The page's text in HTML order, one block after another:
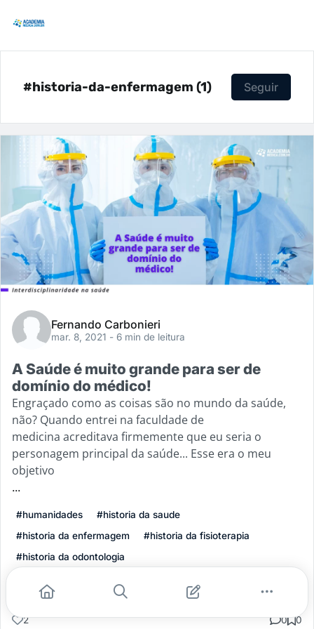
#historia-da-enfermagem (1) Seguir
Fernando Carbonieri
mar. 8, 2021 - 6 min de leitura
A Saúde é muito grande para ser de
domínio do médico!
Engraçado como as coisas são no mundo da saúde,
não? Quando entrei na faculdade de
medicina acreditava firmemente que eu seria o
personagem principal da saúde... Esse era o meu
objetivo
...
#humanidades
#historia da saude
#historia da enfermagem
#historia da fisioterapia
#historia da odontologia
Leia mais
2 0 0